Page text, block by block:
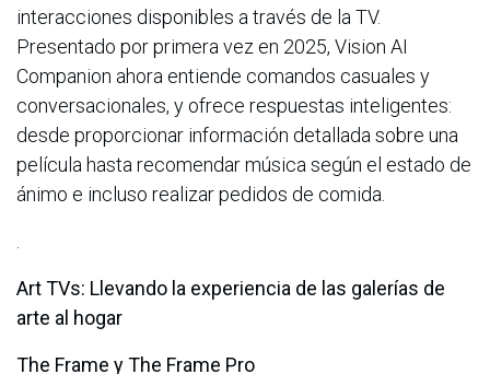
interacciones disponibles a través de la TV.
Presentado por primera vez en 2025, Vision AI
Companion ahora entiende comandos casuales y
conversacionales, y ofrece respuestas inteligentes:
desde proporcionar información detallada sobre una
película hasta recomendar música según el estado de
ánimo e incluso realizar pedidos de comida.
Art TVs: Llevando la experiencia de las galerías de
arte al hogar
The Frame y The Frame Pro